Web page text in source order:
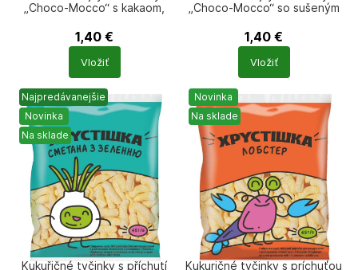
„Choco-Mocco“ s kakaom,
1,40 €
Počet
produktů
Vložiť
„Choco-Mocco“ so sušeným
ВХС
1,40 €
Počet
produktů
Vložiť
Najpredávanejšie
Novinka
Na sklade
Kukuřičné tyčinky s příchutí
Novinka
Na sklade
Kukuričné tyčinky s príchuťou